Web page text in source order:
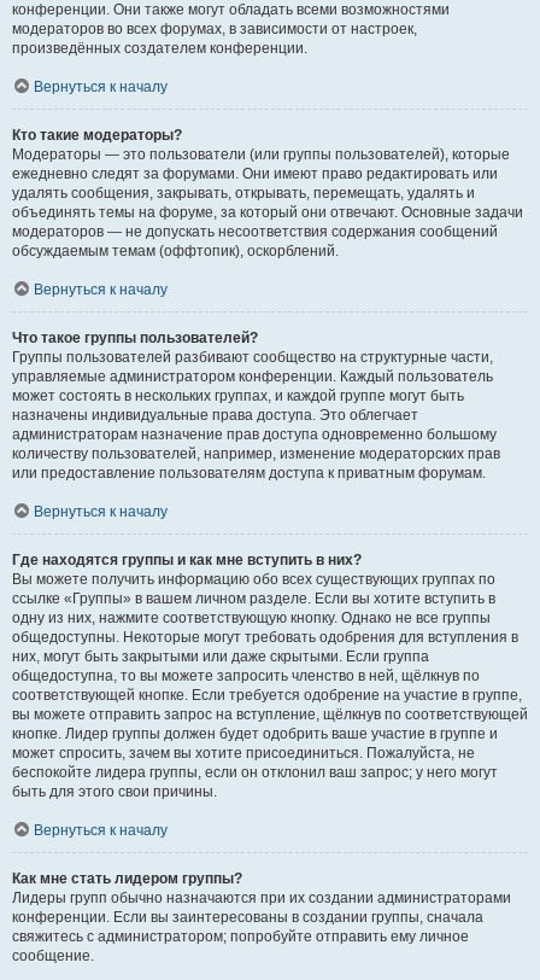
конференции. Они также могут обладать всеми возможностями
модераторов во всех форумах, в зависимости от настроек,
произведённых создателем конференции.
Вернуться к началу
Кто такие модераторы?
Модераторы — это пользователи (или группы пользователей), которые
ежедневно следят за форумами. Они имеют право редактировать или
удалять сообщения, закрывать, открывать, перемещать, удалять и
объединять темы на форуме, за который они отвечают. Основные задачи
модераторов — не допускать несоответствия содержания сообщений
обсуждаемым темам (оффтопик), оскорблений.
Вернуться к началу
Что такое группы пользователей?
Группы пользователей разбивают сообщество на структурные части,
управляемые администратором конференции. Каждый пользователь
может состоять в нескольких группах, и каждой группе могут быть
назначены индивидуальные права доступа. Это облегчает
администраторам назначение прав доступа одновременно большому
количеству пользователей, например, изменение модераторских прав
или предоставление пользователям доступа к приватным форумам.
Вернуться к началу
Где находятся группы и как мне вступить в них?
Вы можете получить информацию обо всех существующих группах по
ссылке «Группы» в вашем личном разделе. Если вы хотите вступить в
одну из них, нажмите соответствующую кнопку. Однако не все группы
общедоступны. Некоторые могут требовать одобрения для вступления в
них, могут быть закрытыми или даже скрытыми. Если группа
общедоступна, то вы можете запросить членство в ней, щёлкнув по
соответствующей кнопке. Если требуется одобрение на участие в группе,
вы можете отправить запрос на вступление, щёлкнув по соответствующей
кнопке. Лидер группы должен будет одобрить ваше участие в группе и
может спросить, зачем вы хотите присоединиться. Пожалуйста, не
беспокойте лидера группы, если он отклонил ваш запрос; у него могут
быть для этого свои причины.
Вернуться к началу
Как мне стать лидером группы?
Лидеры групп обычно назначаются при их создании администраторами
конференции. Если вы заинтересованы в создании группы, сначала
свяжитесь с администратором; попробуйте отправить ему личное
сообщение.